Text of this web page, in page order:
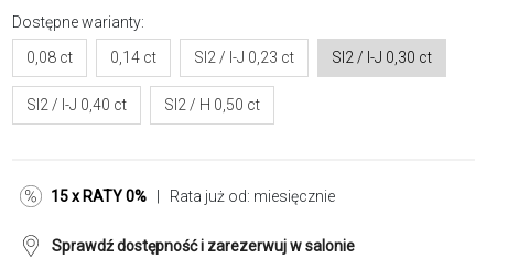
Dostępne warianty:
0,08 ct
0,14 ct SI2 / I-J 0,23 ct SI2 / I-J 0,30 ct
SI2 / I-J 0,40 ct SI2 / H 0,50 ct
15 x RATY 0% | Rata już od: miesięcznie
Sprawdź dostępność i zarezerwuj w salonie